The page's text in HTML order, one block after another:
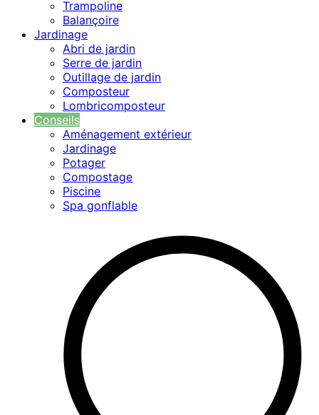
Trampoline
Balançoire
Jardinage
Abri de jardin
Serre de jardin
Outillage de jardin
Composteur
Lombricomposteur
Conseils
Aménagement extérieur
Jardinage
Potager
Compostage
Piscine
Spa gonflable